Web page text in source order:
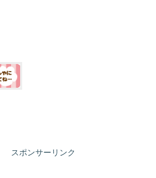
スポンサーリンク